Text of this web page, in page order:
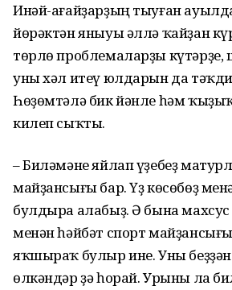
Инәй-ағайҙарҙың тыуған
йөрәктән яныуы әллә ҡайҙан
төрлө проблемаларҙы
уны хәл итеү юлдарын да
Һөҙөмтәлә бик йәнле һәм
килеп сыҡты.
– Биләмәне яйлап үҙебеҙ
майҙансығы бар. Үҙ көсөбөҙ
булдыра алабыҙ. Ә бына
менән һәйбәт спорт
яҡшыраҡ булыр ине. Уны беҙҙән
өлкәндәр ҙә һорай. Урыны ла